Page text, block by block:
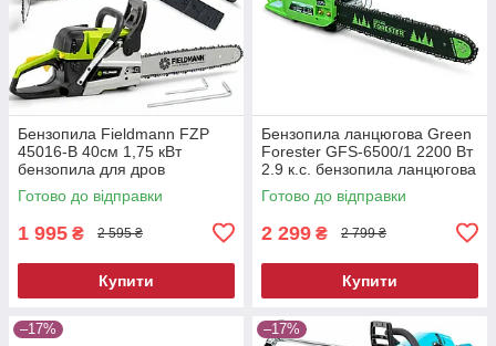
Бензопила Fieldmann FZP
45016-B 40см 1,75 кВт
бензопила для дров
ланцюгова бензопила
Готово до відправки
1 995 ₴ 2 595 ₴
Купити
Бензопила ланцюгова Green
Forester GFS-6500/1 2200 Вт
2.9 к.с. бензопила ланцюгова
для обрізки дерев
Готово до відправки
2 299 ₴ 2 799 ₴
Купити
–17% –17%